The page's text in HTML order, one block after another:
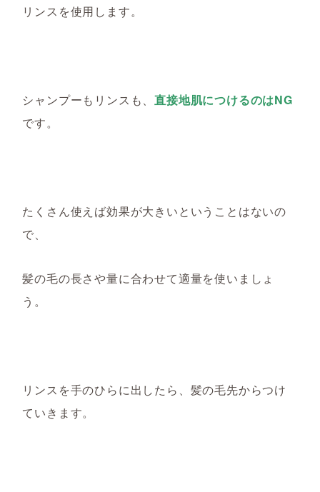
リンスを使用します。
シャンプーもリンスも、直接地肌につけるのはNG
です。
たくさん使えば効果が大きいということはないの
で、
髪の毛の長さや量に合わせて適量を使いましょ
う。
リンスを手のひらに出したら、髪の毛先からつけ
ていきます。